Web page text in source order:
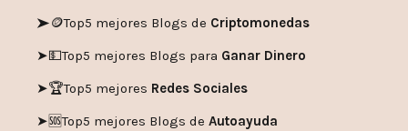
➤🪙Top5 mejores Blogs de Criptomonedas
➤💵Top5 mejores Blogs para Ganar Dinero
➤🏆Top5 mejores Redes Sociales
➤🆘Top5 mejores Blogs de Autoayuda